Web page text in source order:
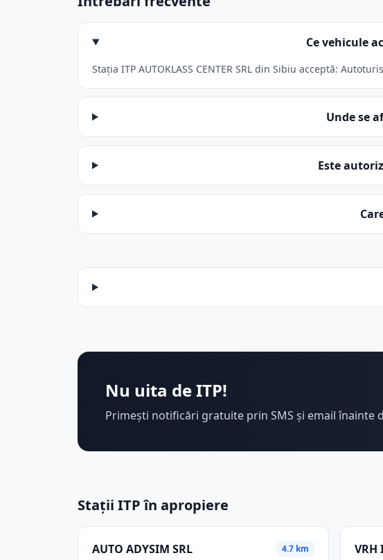
Ce vehicule
Stația ITP AUTOKLASS CENTER SRL din Sibiu acceptă:
Unde se
Este
Nu uita de ITP!
Primești notificări gratuite prin SMS și email înainte
Stații ITP în apropiere
AUTO ADYSIM SRL 4.7 km VRH